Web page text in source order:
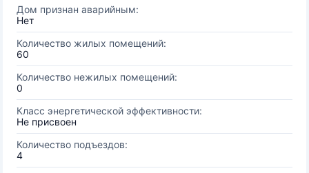
Дом признан аварийным:
Нет
Количество жилых помещений:
60
Количество нежилых помещений:
0
Класс энергетической эффективности:
Не присвоен
Количество подъездов:
4